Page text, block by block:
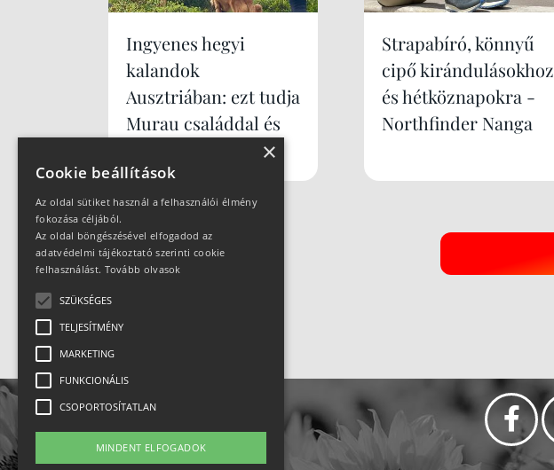
Ingyenes hegyi
kalandok
Ausztriában: ezt tudja
Murau családdal és
Strapabíró, könnyű
cipő kirándulásokhoz
és hétköznapokra -
Northfinder Nanga
×
Cookie beállítások
Az oldal sütiket használ a felhasználói élmény
fokozása céljából.
Az oldal böngészésével elfogadod az
adatvédelmi tájékoztató szerinti cookie
felhasználást. Tovább olvasok
SZÜKSÉGES
TELJESÍTMÉNY
MARKETING
FUNKCIONÁLIS
CSOPORTOSÍTATLAN
MINDENT ELFOGADOK